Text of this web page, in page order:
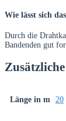
Wie lässt sich
Durch die
Bandenden gut
Länge in m 20